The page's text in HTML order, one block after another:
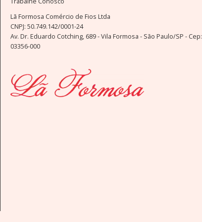
Lã Formosa Comércio de Fios Ltda
CNPJ: 50.749.142/0001-24
Av. Dr. Eduardo Cotching, 689 - Vila Formosa - São Paulo/SP - Cep:
03356-000